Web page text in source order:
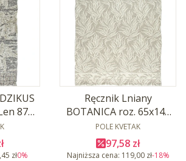
87%
zł0%
Ręcznik Lniany
BOTANICA roz. 65x145
cm Len 81% Baw 19%
PRODUCENT
POLE KVETAK
Cena promocyjna
97,58 zł
Najniższa cena: 119,00 zł-18%